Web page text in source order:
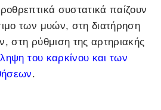
συστατικά παίζουν
των μυών, στη διατήρηση
στη ρύθμιση της αρτηριακής
του καρκίνου και των
.